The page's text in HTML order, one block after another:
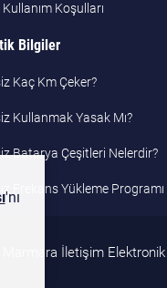
Koşulları
Bilgiler
Kaç Km Çeker?
Kullanmak Yasak Mı?
Batarya Çeşitleri Nelerdir?
Frekans Yükleme Programı
Marmara İletişim
'nı